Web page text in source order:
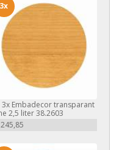
3xEmbadecor transparant
2,5 liter 38.2603
3x